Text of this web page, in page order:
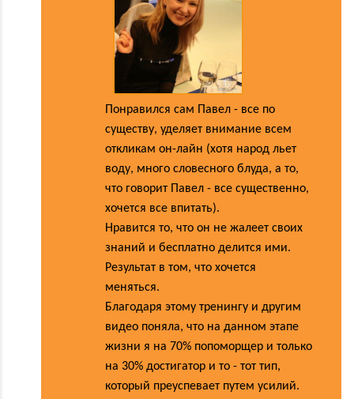
Понравился сам Павел - все по
существу, уделяет внимание всем
откликам он-лайн (хотя народ льет
воду, много словесного блуда, а то,
что говорит Павел - все существенно,
хочется все впитать).
Нравится то, что он не жалеет своих
знаний и бесплатно делится ими.
Результат в том, что хочется
меняться.
Благодаря этому тренингу и другим
видео поняла, что на данном этапе
жизни я на 70% попоморщер и только
на 30% достигатор и то - тот тип,
который преуспевает путем усилий.